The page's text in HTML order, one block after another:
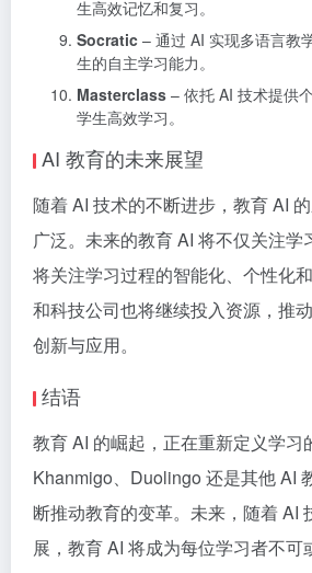
生高效记忆和复习。
Socratic – 通过 AI 实现多语言教
生的自主学习能力。
Masterclass – 依托 AI 技术提供
学生高效学习。
AI 教育的未来展望
随着 AI 技术的不断进步，教育AI
广泛。未来的教育 AI 将不仅关注学
将关注学习过程的智能化、个性化
和科技公司也将继续投入资源，推
创新与应用。
结语
教育 AI 的崛起，正在重新定义学习
Khanmigo、Duolingo 还是其他 AI
断推动教育的变革。未来，随着 AI
展，教育 AI 将成为每位学习者不可